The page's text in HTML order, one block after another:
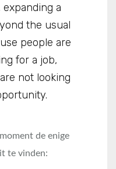
expanding a
the usual
people are
for a job,
not looking
de enige
te vinden: